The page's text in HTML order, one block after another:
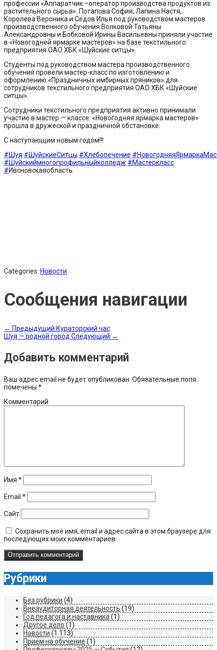
профессии «Аппаратчик –оператор производства продуктов из
растительного сырья»: Потапова София, Лапина Настя,
Королева Вероника и Седов Илья под руководством мастеров
производственного обучения Волковой Татьяны
Александровны и Бобковой Ирины Васильевны приняли участие
в «Новогодней ярмарке мастеров» на базе текстильного
предприятия ОАО ХБК «Шуйские ситцы».
Студенты под руководством мастера производственного
обучения провели мастер-класс по изготовлению и
оформлению «Праздничных имбирных пряников» для
сотрудников текстильного предприятия ОАО ХБК «Шуйские
ситцы».
Сотрудники текстильного предприятия активно принимали
участие в мастер — классе. «Новогодняя ярмарка мастеров»
прошла в дружеской и праздничной обстановке.
С наступающим новым годом!!!
#Шуя #ШуйскиеСитцы #Хлебопечение
#Шуйскиймногопрофильныйколледж #Мастеркласс
#Ивсновскаяобласть
Categories: Новости
Сообщения навигации
← Предыдущий Кураторский час
Шуя — родной город Следующий →
Добавить комментарий
Ваш адрес email не будет опубликован. Обязательные поля
помечены *
Комментарий
Имя *
Email *
Сайт
Сохранить моё имя, email и адрес сайта в этом браузере для
последующих моих комментариев.
Рубрики
Без рубрики (4)
Внеаудиторная деятельность (19)
Год педагога и наставника (1)
Другое дело (1)
Новости (1 113)
Прием на обучение (1)